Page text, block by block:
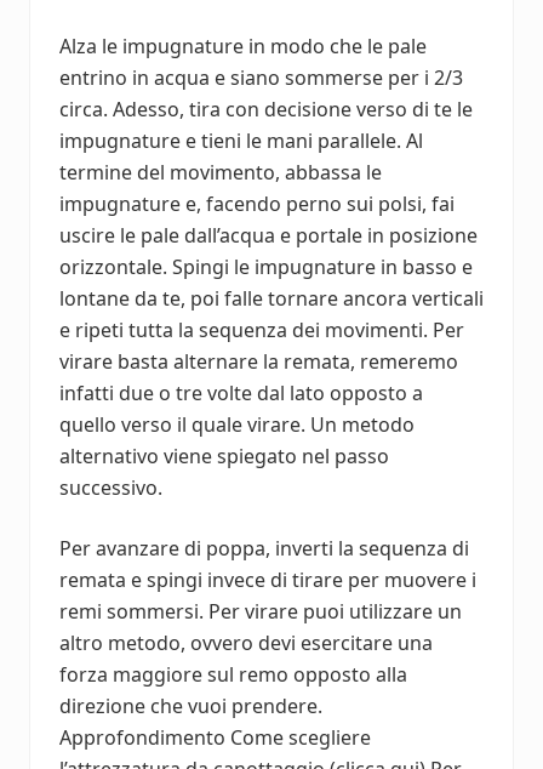
Alza le impugnature in modo che le pale
entrino in acqua e siano sommerse per i 2/3
circa. Adesso, tira con decisione verso di te le
impugnature e tieni le mani parallele. Al
termine del movimento, abbassa le
impugnature e, facendo perno sui polsi, fai
uscire le pale dall’acqua e portale in posizione
orizzontale. Spingi le impugnature in basso e
lontane da te, poi falle tornare ancora verticali
e ripeti tutta la sequenza dei movimenti. Per
virare basta alternare la remata, remeremo
infatti due o tre volte dal lato opposto a
quello verso il quale virare. Un metodo
alternativo viene spiegato nel passo
successivo.
Per avanzare di poppa, inverti la sequenza di
remata e spingi invece di tirare per muovere i
remi sommersi. Per virare puoi utilizzare un
altro metodo, ovvero devi esercitare una
forza maggiore sul remo opposto alla
direzione che vuoi prendere.
Approfondimento Come scegliere